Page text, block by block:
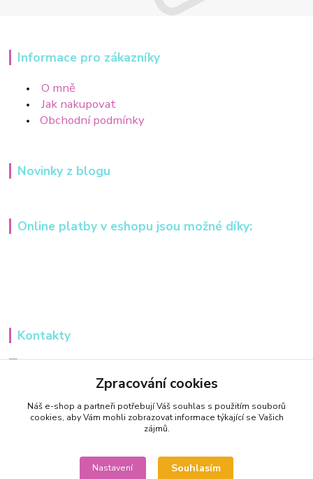
Informace pro zákazníky
O mně
Jak nakupovat
Obchodní podmínky
Novinky z blogu
Online platby v eshopu jsou možné díky:
Kontakty
+420 607984148
info@tvorivadilnicka.cz
Zpracování cookies
Náš e-shop a partneři potřebují Váš souhlas s použitím souborů
cookies, aby Vám mohli zobrazovat informace týkající se Vašich
zájmů.
Nastavení Souhlasím